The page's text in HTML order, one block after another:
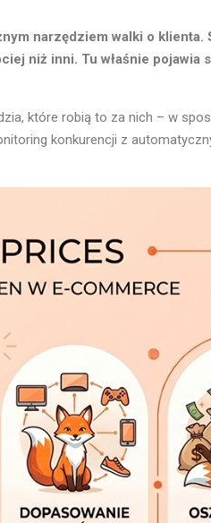
narzędziem walki o klienta.
niż inni. Tu właśnie pojawia
które robią to za nich – w
konkurencji z